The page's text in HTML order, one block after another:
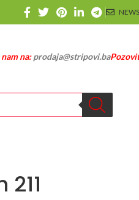
na:prodaja@stripovi.ba